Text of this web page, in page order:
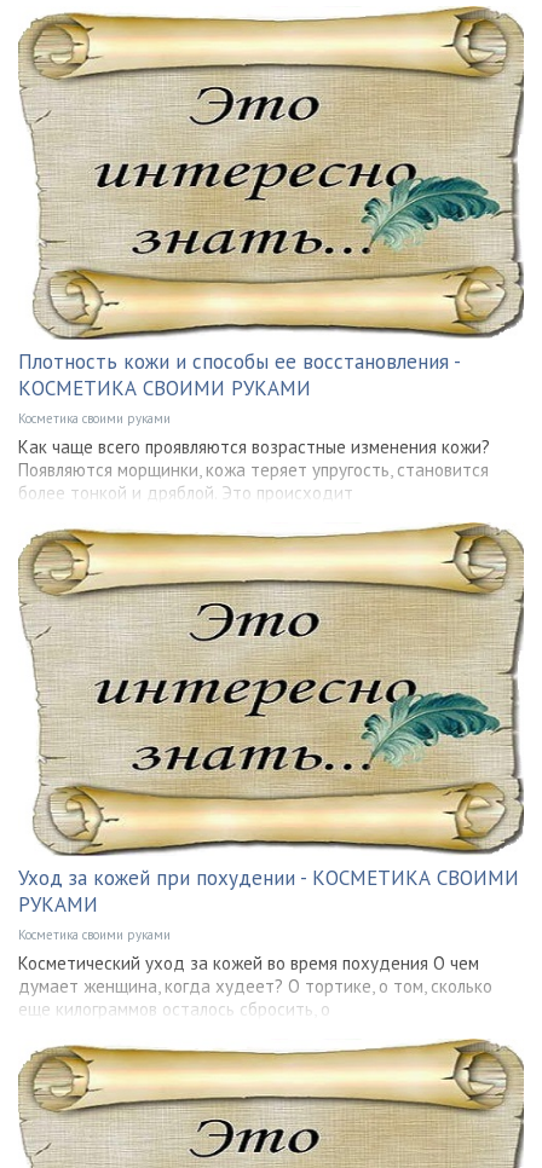
Плотность кожи и способы ее восстановления -
КОСМЕТИКА СВОИМИ РУКАМИ
Косметика своими руками
Как чаще всего проявляются возрастные изменения кожи?
Появляются морщинки, кожа теряет упругость, становится
более тонкой и дряблой. Это происходит
Уход за кожей при похудении - КОСМЕТИКА СВОИМИ
РУКАМИ
Косметика своими руками
Косметический уход за кожей во время похудения О чем
думает женщина, когда худеет? О тортике, о том, сколько
еще килограммов осталось сбросить, о